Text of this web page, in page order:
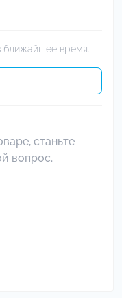
ближайшее время.
станьте
вопрос.